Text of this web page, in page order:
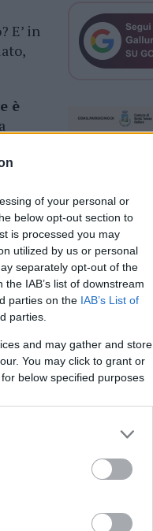
of your personal or
below opt-out section to
is processed you may
utilized by us or personal
separately opt-out of the
IAB’s list of downstream
parties on the IAB’s List of
parties.
and may gather and store
You may click to grant or
below specified purposes
E’ in
è
si
il
della
NECROLOGIE